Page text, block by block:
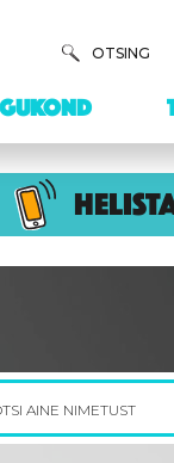
OTSING